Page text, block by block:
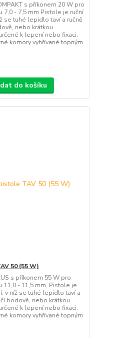
s příkonem 20 W pro
7,0 - 7,5 mm Pistole je ruční
se tuhé lepidlo taví a ručně
nebo krátkou
k lepení nebo fixaci.
komory vyhřívané topným
do košíku
50 (55 W)
s příkonem 55 W pro
11,0 - 11,5 mm. Pistole je
v níž se tuhé lepidlo taví a
bodově, nebo krátkou
k lepení nebo fixaci.
komory vyhřívané topným